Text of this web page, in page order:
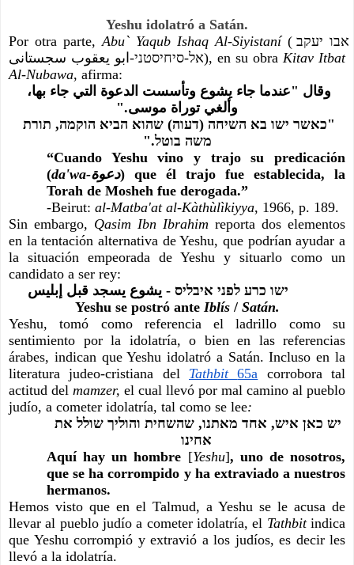
Yeshu idolatró a Satán.
Por otra parte, Abu` Yaqub Ishaq Al-Siyistaní (אבו יעקב
אל-סיחיסטני-ابو یعقوب سجستانی), en su obra Kitav Itbat
Al-Nubawa, afirma:
وألغي توراة موسى."
משה בוטל."
“Cuando Yeshu vino y trajo su predicación
(
da'wa-دعوة) que él trajo fue establecida, la
Torah de Mosheh fue derogada.”
-Beirut: al-Matba'at al-Kàthùlìkiyya, 1966, p. 189.
Sin embargo, Qasim Ibn Ibrahim reporta dos elementos
en la tentación alternativa de Yeshu, que podrían ayudar a
la situación empeorada de Yeshu y situarlo como un
candidato a ser rey:
ישו כרע לפני איבליס - يشوع يسجد قبل إبليس
Yeshu se postró ante Iblís / Satán.
Yeshu, tomó como referencia el ladrillo como su
sentimiento por la idolatría, o bien en las referencias
árabes, indican que Yeshu idolatró a Satán. Incluso en la
literatura judeo-cristiana del
Tathbit 65a corrobora tal
actitud del mamzer, el cual llevó por mal camino al pueblo
judío, a cometer idolatría, tal como se lee:
אחינו
Aquí hay un hombre [Yeshu], uno de nosotros,
que se ha corrompido y ha extraviado a nuestros
hermanos.
Hemos visto que en el Talmud, a Yeshu se le acusa de
llevar al pueblo judío a cometer idolatría, el Tathbit indica
que Yeshu corrompió y extravió a los judíos, es decir les
llevó a la idolatría.